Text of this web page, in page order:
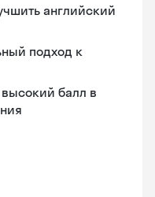
английский
подход к
балл в